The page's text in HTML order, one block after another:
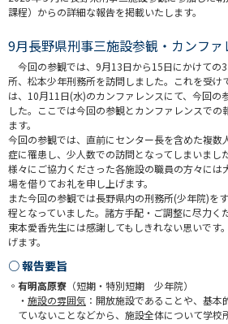
課程）からの詳細な報告を掲載いたします。
9月長野県刑事三施設参観・カンファ
今回の参観では、9月13日から15日にかけての
所、松本少年刑務所を訪問しました。これを受け
は、10月11日(水)のカンファレンスにて、今回の
した。ここでは今回の参観とカンファレンスでの
ます。
今回の参観では、直前にセンター長を含めた複数
症に罹患し、少人数での訪問となってしまいまし
様々にご協力くださった各施設の職員の方々には
場を借りてお礼を申し上げます。
また今回の参観では長野県内の刑務所(少年院)を
程となっていました。諸方手配・ご調整に尽力く
東本愛香先生には感謝してもしきれない思いです
げます。
○ 報告要旨
◦有明高原寮 （短期・特別短期 少年院）
・ 施設の雰囲気 ：開放施設であることや、基
ていないことなどから、施設全体について学校